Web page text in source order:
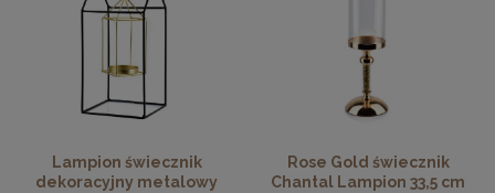
Lampion świecznik
dekoracyjny metalowy
Rose Gold świecznik
Chantal Lampion 33,5 cm